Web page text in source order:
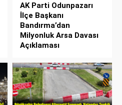
AK Parti Odunpazarı
İlçe Başkanı
Bandırma’dan
Milyonluk Arsa Davası
Açıklaması